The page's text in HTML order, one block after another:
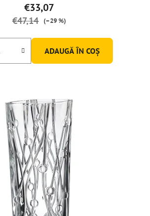
€33,07
€47,14 (–29 %)
ADAUGĂ ÎN COŞ